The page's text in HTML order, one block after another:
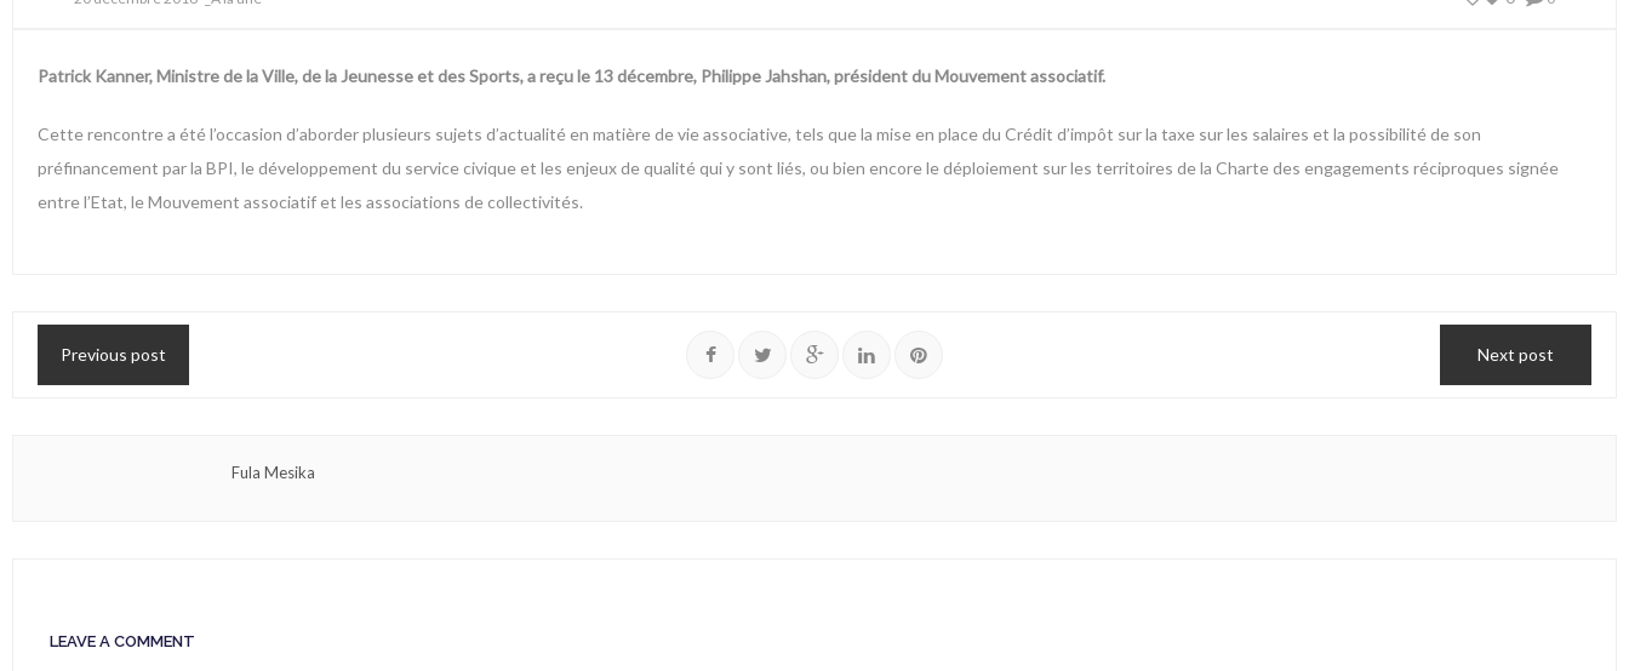
Patrick Kanner, Ministre de la Ville, de la Jeunesse et des Sports, a reçu le 13 décembre, Philippe Jahshan, président du Mouvement associatif.
Cette rencontre a été l’occasion d’aborder plusieurs sujets d’actualité en matière de vie associative, tels que la mise en place du Crédit d’impôt sur la taxe sur les salaires et la possibilité de son
préfinancement par la BPI, le développement du service civique et les enjeux de qualité qui y sont liés, ou bien encore le déploiement sur les territoires de la Charte des engagements réciproques signée
entre l’Etat, le Mouvement associatif et les associations de collectivités.
Previous post Next post
Fula Mesika
LEAVE A COMMENT